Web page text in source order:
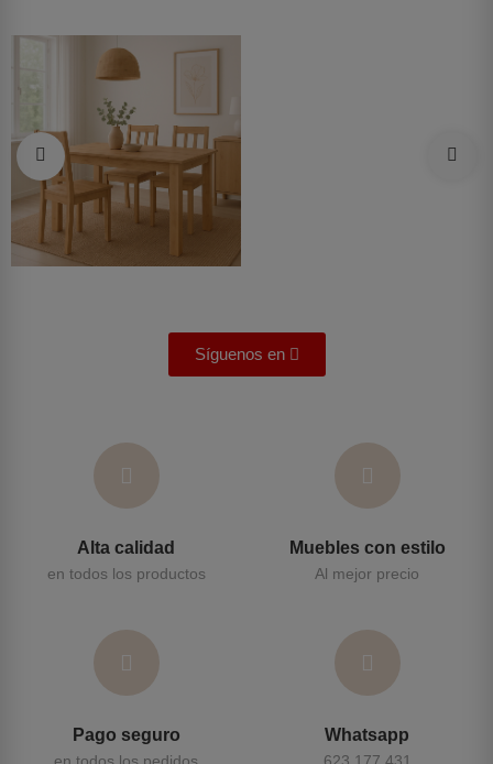
Síguenos en
Alta calidad
en todos los productos
Muebles con estilo
Al mejor precio
Pago seguro
en todos los pedidos
Whatsapp
623 177 431